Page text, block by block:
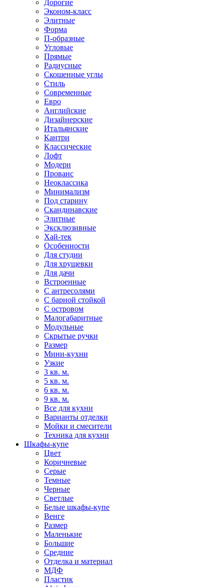
Дорогие
Эконом-класс
Элитные
Форма
П-образные
Угловые
Прямые
Радиусные
Скошенные углы
Стиль
Современные
Евро
Английские
Дизайнерские
Итальянские
Кантри
Классические
Лофт
Модерн
Прованс
Неоклассика
Минимализм
Под старину
Скандинавские
Элитные
Эксклюзивные
Хай-тек
Особенности
Для студии
Для хрущевки
Для дачи
Встроенные
С антресолями
С барной стойкой
С островом
Малогабаритные
Модульные
Скрытые ручки
Размер
Мини-кухни
Узкие
3 кв. м.
5 кв. м.
6 кв. м.
9 кв. м.
Все для кухни
Варианты отделки
Мойки и смесители
Техника для кухни
Шкафы-купе
Цвет
Коричневые
Серые
Темные
Черные
Светлые
Белые шкафы-купе
Венге
Размер
Маленькие
Большие
Средние
Отделка и материал
МДФ
Пластик